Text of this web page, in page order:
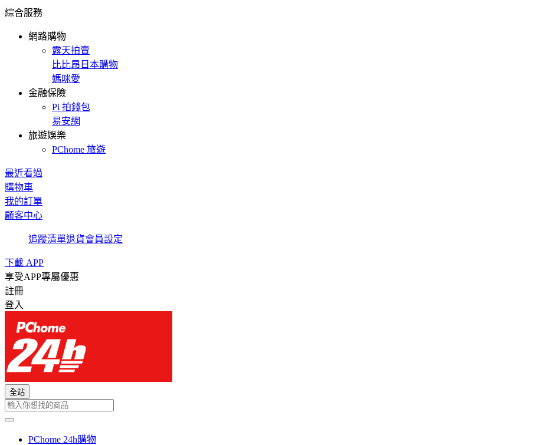
綜合服務
網路購物
露天拍賣
比比昂日本購物
媽咪愛
金融保險
Pi 拍錢包
易安網
旅遊娛樂
PChome 旅遊
最近看過
購物車
我的訂單
顧客中心
追蹤清單退貨會員設定
下載 APP
享受APP專屬優惠
註冊
登入
全站
PChome 24h購物